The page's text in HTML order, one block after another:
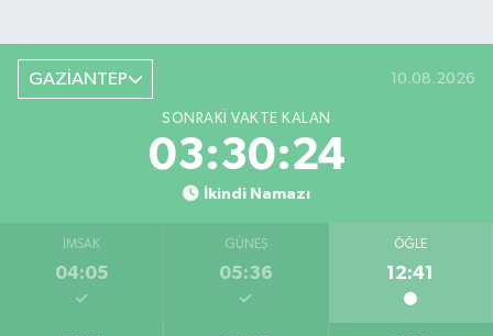
GAZİANTEP 10.08.2026
SONRAKI VAKTE KALAN
03:30:23
İkindi Namazı
İMSAK
04:05
GÜNEŞ
05:36
ÖĞLE
12:41